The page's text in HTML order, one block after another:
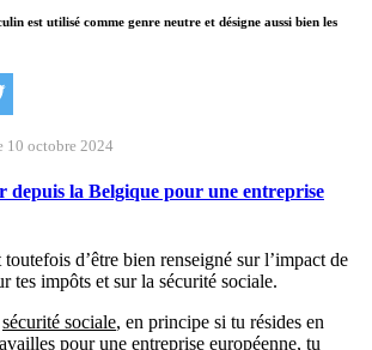
est utilisé comme genre neutre et désigne aussi bien les
10 octobre 2024
depuis la Belgique pour une entreprise
toutefois d’être bien renseigné sur l’impact de
tes impôts et sur la sécurité sociale.
sécurité sociale, en principe si tu résides en
pour une entreprise européenne, tu